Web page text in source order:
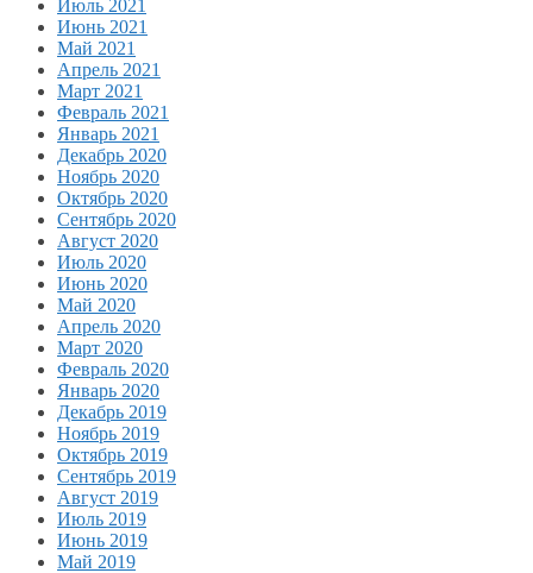
Июль 2021
Июнь 2021
Май 2021
Апрель 2021
Март 2021
Февраль 2021
Январь 2021
Декабрь 2020
Ноябрь 2020
Октябрь 2020
Сентябрь 2020
Август 2020
Июль 2020
Июнь 2020
Май 2020
Апрель 2020
Март 2020
Февраль 2020
Январь 2020
Декабрь 2019
Ноябрь 2019
Октябрь 2019
Сентябрь 2019
Август 2019
Июль 2019
Июнь 2019
Май 2019